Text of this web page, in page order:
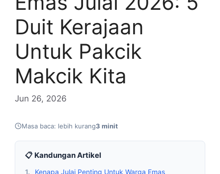
Duit Kerajaan
Untuk Pakcik
Makcik Kita
Jun 26, 2026
Masa baca: lebih kurang3 minit
📋 Kandungan Artikel
1.
Kenapa Julai Penting Untuk Warga Emas